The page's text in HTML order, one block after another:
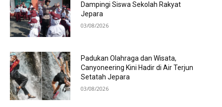
Dampingi Siswa Sekolah Rakyat
Jepara
03/08/2026
Padukan Olahraga dan Wisata,
Canyoneering Kini Hadir di Air Terjun
Setatah Jepara
03/08/2026